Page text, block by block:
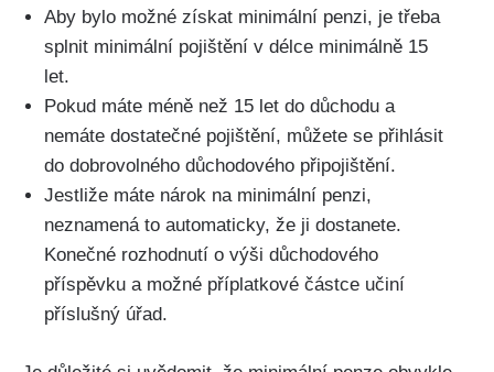
Aby bylo možné získat minimální penzi, je třeba
splnit minimální pojištění v délce minimálně 15
let.
Pokud máte méně než 15 let do důchodu a
nemáte dostatečné pojištění, můžete se přihlásit
do dobrovolného důchodového připojištění.
Jestliže máte nárok na minimální penzi,
neznamená to automaticky, že ji dostanete.
Konečné rozhodnutí o výši důchodového
příspěvku a možné příplatkové částce učiní
příslušný úřad.